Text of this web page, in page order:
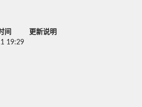
间
更新说明
19:29